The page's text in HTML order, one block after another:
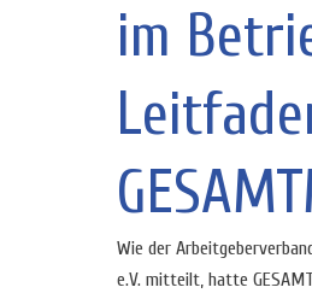
im
Wie der
e.V. mitteilt, hatte